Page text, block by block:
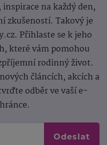
na každý den,
zkušeností. Takový je
Přihlaste se k jeho
které vám pomohou
rodinný život.
článcích, akcích a
odběr ve vaší e-
Odeslat